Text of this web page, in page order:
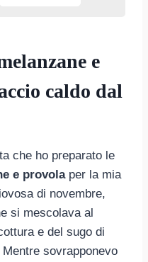
e
caldo dal
che ho preparato le
e provolaper la mia
di novembre,
si mescolava al
e del sugo di
sovrapponevo